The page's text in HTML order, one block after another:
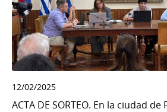
12/02/2025
ACTA DE SORTEO. En la ciudad de